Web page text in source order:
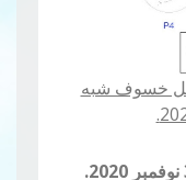
خسوف شبه